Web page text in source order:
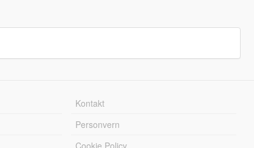
Kontakt
Personvern
Cookie Policy